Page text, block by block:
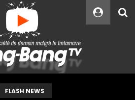
FLASH NEWS
PATIENTER...